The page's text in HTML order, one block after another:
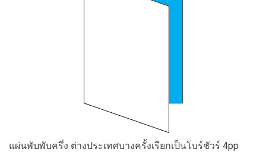
แผ่นพับพับครึ่ง ต่างประเทศบางครั้งเรียกเป็นโบร์ชัวร์ 4pp